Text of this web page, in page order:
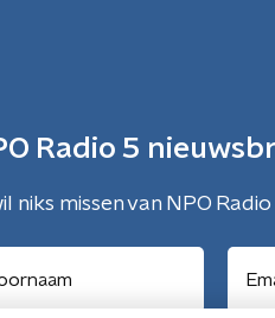
Radio 5
niks missen van NPO Radio